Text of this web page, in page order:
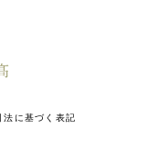
法に基づく表記